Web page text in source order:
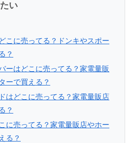
い
こに売ってる？ドンキやスポー
？
ーはどこに売ってる？家電量販
ーで買える？
はどこに売ってる？家電量販店
？
に売ってる？家電量販店やホー
る？